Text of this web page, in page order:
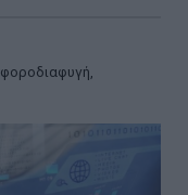
φοροδιαφυγή,